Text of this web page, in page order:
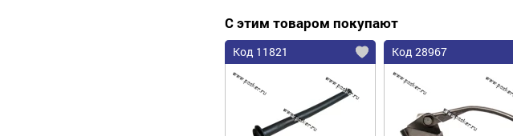
С этим товаром покупают
Код 11821 Код 28967